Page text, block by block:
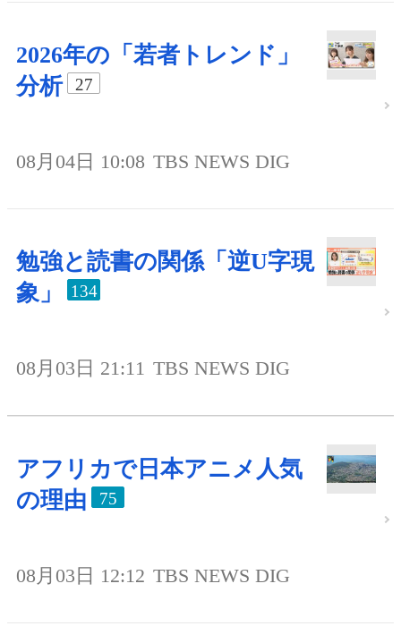
2026年の「若者トレンド」
分析
27
08月04日 10:08 TBS NEWS DIG
勉強と読書の関係「逆U字現
象」
134
08月03日 21:11 TBS NEWS DIG
アフリカで日本アニメ人気
の理由
75
08月03日 12:12 TBS NEWS DIG